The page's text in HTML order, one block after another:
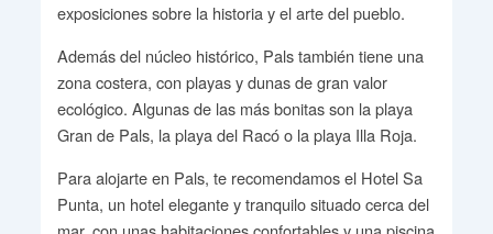
exposiciones sobre la historia y el arte del pueblo.
Además del núcleo histórico, Pals también tiene una
zona costera, con playas y dunas de gran valor
ecológico. Algunas de las más bonitas son la playa
Gran de Pals, la playa del Racó o la playa Illa Roja.
Para alojarte en Pals, te recomendamos el Hotel Sa
Punta, un hotel elegante y tranquilo situado cerca del